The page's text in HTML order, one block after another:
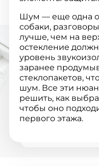
Шум — еще одна
собаки,
лучше, чем на
остекление
уровень
заранее
стеклопакетов,
шум. Все эти
решить, как
чтобы оно
первого этажа.